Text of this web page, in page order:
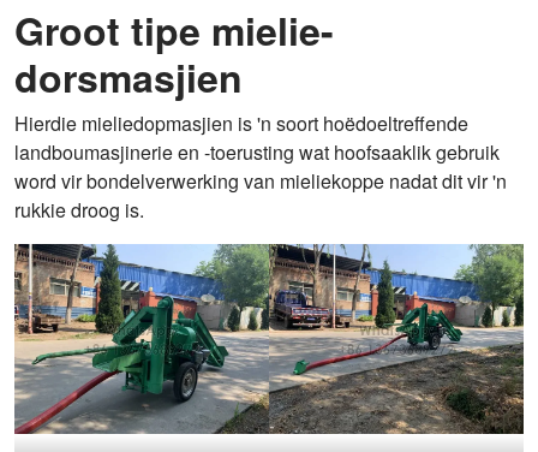
Groot tipe mielie-
dorsmasjien
Hierdie mieliedopmasjien is 'n soort hoëdoeltreffende
landboumasjinerie en -toerusting wat hoofsaaklik gebruik
word vir bondelverwerking van mieliekoppe nadat dit vir 'n
rukkie droog is.